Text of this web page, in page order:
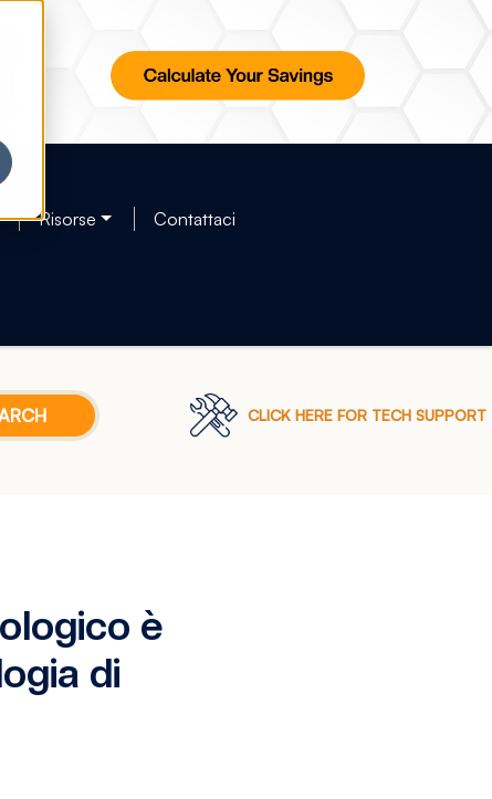
Risorse Contattaci
CLICK HERE FOR TECH SUPPORT
è
di